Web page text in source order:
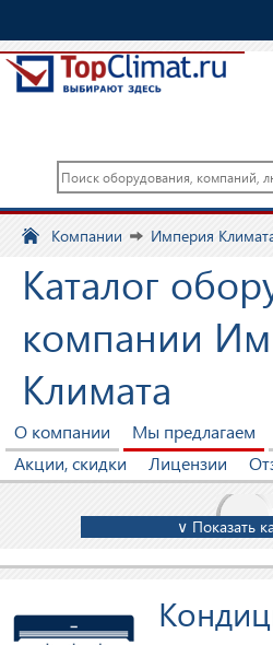
Компании Империя
Каталог
компании
Климата
О компании Мы предлагаем
Акции, скидки
Лицензии
∨ Показать